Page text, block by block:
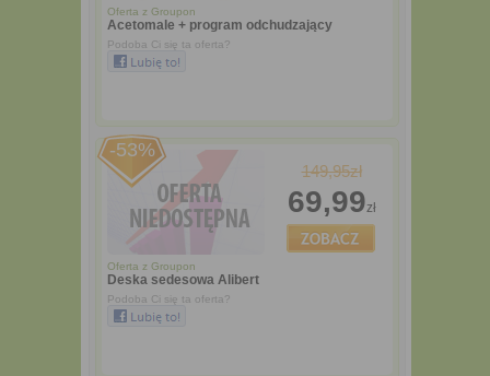
Oferta z Groupon
Acetomale + program odchudzający
Podoba Ci się ta oferta?
-53%
Oferta z Groupon
Deska sedesowa Alibert
Podoba Ci się ta oferta?
149,95zł
69,99zł